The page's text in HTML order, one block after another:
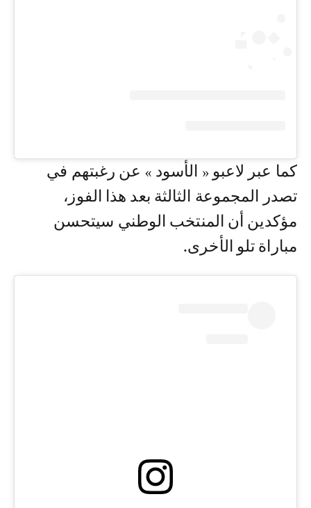
كما عبر لاعبو « الأسود » عن رغبتهم في
تصدر المجموعة الثالثة بعد هذا الفوز،
مؤكدين أن المنتخب الوطني سيتحسن
مباراة تلو الأخرى.